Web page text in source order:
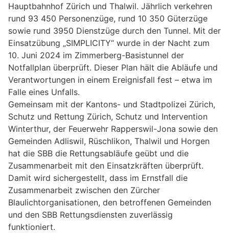
Hauptbahnhof Zürich und Thalwil. Jährlich verkehren
rund 93 450 Personenzüge, rund 10 350 Güterzüge
sowie rund 3950 Dienstzüge durch den Tunnel. Mit der
Einsatzübung „SIMPLICITY“ wurde in der Nacht zum
10. Juni 2024 im Zimmerberg-Basistunnel der
Notfallplan überprüft. Dieser Plan hält die Abläufe und
Verantwortungen in einem Ereignisfall fest – etwa im
Falle eines Unfalls.
Gemeinsam mit der Kantons- und Stadtpolizei Zürich,
Schutz und Rettung Zürich, Schutz und Intervention
Winterthur, der Feuerwehr Rapperswil-Jona sowie den
Gemeinden Adliswil, Rüschlikon, Thalwil und Horgen
hat die SBB die Rettungsabläufe geübt und die
Zusammenarbeit mit den Einsatzkräften überprüft.
Damit wird sichergestellt, dass im Ernstfall die
Zusammenarbeit zwischen den Zürcher
Blaulichtorganisationen, den betroffenen Gemeinden
und den SBB Rettungsdiensten zuverlässig
funktioniert.